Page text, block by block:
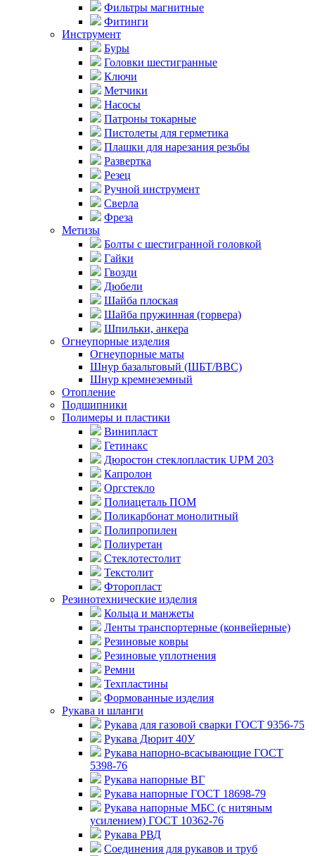
Фильтры магнитные
Фитинги
Инструмент
Буры
Головки шестигранные
Ключи
Метчики
Насосы
Патроны токарные
Пистолеты для герметика
Плашки для нарезания резьбы
Развертка
Резец
Ручной инструмент
Сверла
Фреза
Метизы
Болты с шестигранной головкой
Гайки
Гвозди
Дюбели
Шайба плоская
Шайба пружинная (горвера)
Шпильки, анкера
Огнеупорные изделия
Огнеупорные маты
Шнур базальтовый (ШБТ/ВВС)
Шнур кремнеземный
Отопление
Подшипники
Полимеры и пластики
Винипласт
Гетинакс
Дюростон стеклопластик UPM 203
Капролон
Оргстекло
Полиацеталь ПОМ
Поликарбонат монолитный
Полипропилен
Полиуретан
Стеклотестолит
Текстолит
Фторопласт
Резинотехнические изделия
Кольца и манжеты
Ленты транспортерные (конвейерные)
Резиновые ковры
Резиновые уплотнения
Ремни
Техпластины
Формованные изделия
Рукава и шланги
Рукава для газовой сварки ГОСТ 9356-75
Рукава Дюрит 40У
Рукава напорно-всасывающие ГОСТ
5398-76
Рукава напорные ВГ
Рукава напорные ГОСТ 18698-79
Рукава напорные МБС (с нитяным
усилением) ГОСТ 10362-76
Рукава РВД
Соединения для рукавов и труб